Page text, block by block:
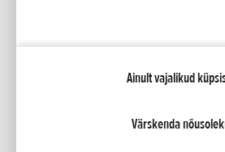
Ainult vajalikud
Värskenda